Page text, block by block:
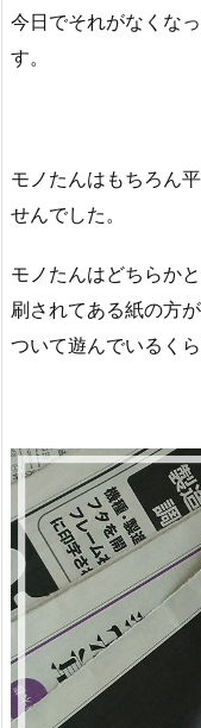
今日でそれがなくな
す。
モノたんはもちろん
せんでした。
モノたんはどちらか
刷されてある紙の方
ついて遊んでいるくら